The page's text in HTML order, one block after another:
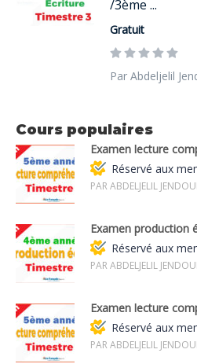
/3ème ...
Gratuit
Par Abdeljelil
Cours populaires
Examen lecture
Réservé aux
PAR ABDELJELIL
Examen production
Réservé aux
PAR ABDELJELIL
Examen lecture
Réservé aux
PAR ABDELJELIL